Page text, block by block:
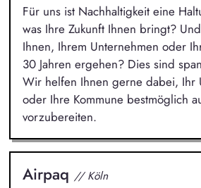
Für uns ist Nachhaltigkeit eine
was Ihre Zukunft Ihnen bringt?
Ihnen, Ihrem Unternehmen oder
30 Jahren ergehen? Dies sind
Wir helfen Ihnen gerne dabei, Ihr
oder Ihre Kommune bestmöglich
vorzubereiten.
Airpaq // Köln